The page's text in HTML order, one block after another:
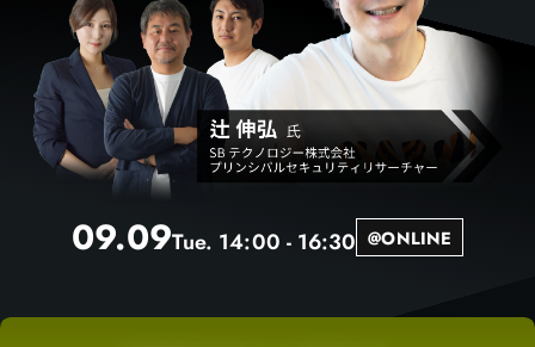
09.09Tue. 14:00 -16:30 @ONLINE